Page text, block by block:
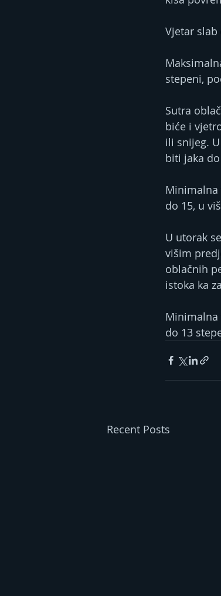
Vjetar
stepeni,
Sutra
biće i
ili snijeg.
biti jaka
Minimalna
do 15, u
U utorak
višim
oblačnih
istoka ka
Minimalna
do 13
Recent Posts